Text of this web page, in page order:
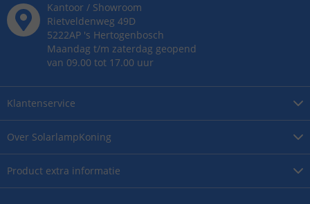
Over SolarlampKoning
Product extra informatie
Klantenservice
Kantoor / Showroom
Rietveldenweg 49D
5222AP 's Hertogenbosch
Maandag t/m zaterdag geopend
van 09.00 tot 17.00 uur